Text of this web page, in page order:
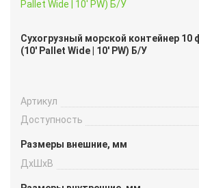
Сухогрузный морской контейнер 10
(10′ Pallet Wide | 10′ PW) Б/У
Артикул
Доступность
Размеры внешние, мм
ДxШxВ